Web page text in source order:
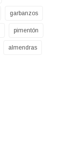
garbanzos
pimentón
almendras